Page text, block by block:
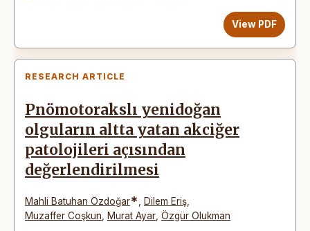
View PDF
RESEARCH ARTICLE
Pnömotorakslı yenidoğan
olguların altta yatan akciğer
patolojileri açısından
değerlendirilmesi
Mahli Batuhan Özdoğar* Dilem Eriş
Muzaffer Coşkun
Murat Ayar Özgür Olukman